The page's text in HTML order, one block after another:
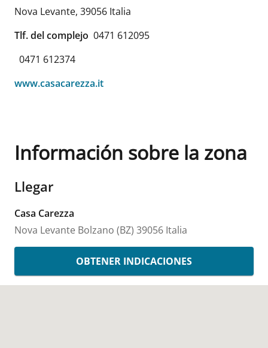
Nova Levante, 39056 Italia
Tlf. del complejo 0471 612095
0471 612374
www.casacarezza.it
Información sobre la zona
Llegar
Casa Carezza
Nova Levante Bolzano (BZ) 39056 Italia
OBTENER INDICACIONES